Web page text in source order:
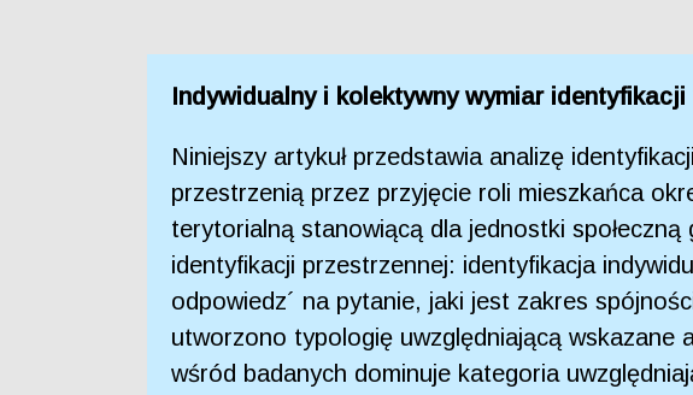
Indywidualny i kolektywny wymiar identyfikacji
Niniejszy artykuł przedstawia analizę
przestrzenią przez przyjęcie roli mieszkańca
terytorialną stanowiącą dla jednostki
identyfikacji przestrzennej: identyfikacja
odpowiedz´ na pytanie, jaki jest zakres
utworzono typologię uwzględniającą wskazane
wśród badanych dominuje kategoria